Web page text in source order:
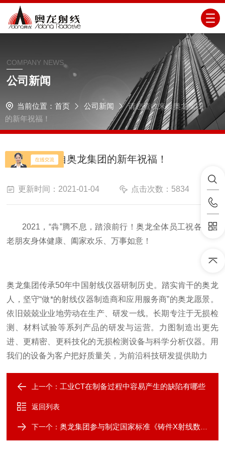
COMPANY NEWS
公司新闻
当前位置： 首页 公司新闻
请您查收来自奥龙集团
的新年祝福！
请您查收来自奥龙集团的新年祝福！
更新时间：2021-01-04 点击次数：5834
2021，“犇”腾不息，踏浪前行！奥龙全体员工祝各界新
老朋友身体健康、阖家欢乐、万事如意！
奥龙集团传承50年中国射线仪器研制历史。踏实肯干的奥龙
人，坚守“做*的射线仪器制造商和应用服务商”的奥龙愿景。
依旧兢兢业业地劳动在生产、研发一线。长期专注于无损检
测、材料试验等系列产品的研发与运营。力图制造出更先
进、更精密、更科技化的无损检测设备与科学分析仪器。用
我们的设备为客户把好质量关，为前沿科技研发提供助力
上一个： 工业CT在制备过程中容易产生的缺陷有哪些
返回列表
下一个：奥龙集团参与制定国家标准《铸件X射线数字成像检测》正式发布！